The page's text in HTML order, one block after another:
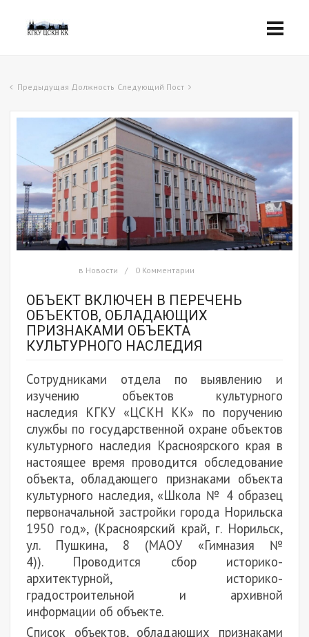
Предыдущая Должность Следующий Пост
в Новости 0 Комментарии
ОБЪЕКТ ВКЛЮЧЕН В ПЕРЕЧЕНЬ
ОБЪЕКТОВ, ОБЛАДАЮЩИХ
ПРИЗНАКАМИ ОБЪЕКТА
КУЛЬТУРНОГО НАСЛЕДИЯ
Сотрудниками отдела по выявлению и
изучению объектов культурного
наследия КГКУ «ЦСКН КК» по поручению
службы по государственной охране объектов
культурного наследия Красноярского края в
настоящее время проводится обследование
объекта, обладающего признаками объекта
культурного наследия, «Школа № 4 образец
первоначальной застройки города Норильска
1950 год», (Красноярский край, г. Норильск,
ул. Пушкина, 8 (МАОУ «Гимназия №
4)). Проводится сбор историко-
архитектурной, историко-
градостроительной и архивной
информации об объекте.
Список объектов, обладающих признаками